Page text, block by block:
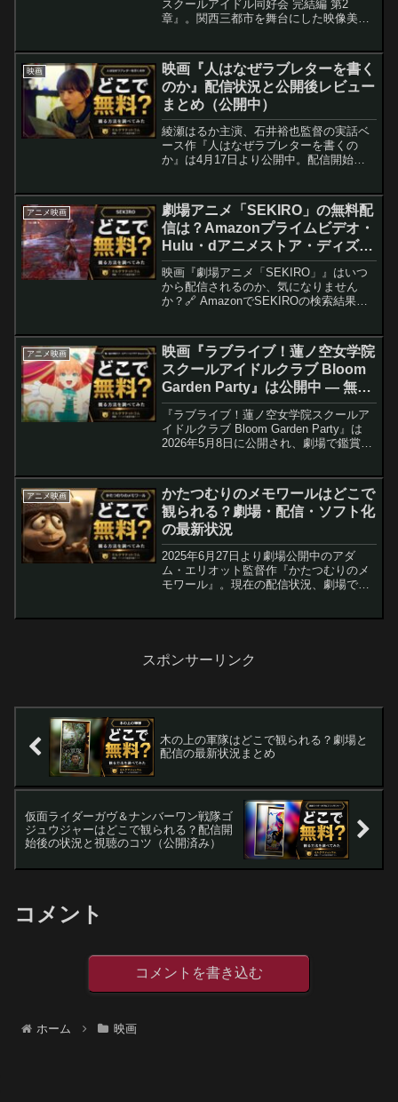
スクールアイドル同好会 完結編 第2
章』。関西三都市を舞台にした映像美と
し、SNSでの実際の反応を劇場公開後の
視点で整理しました。
映画
映画『人はなぜラブレターを書く
のか』配信状況と公開後レビュー
まとめ（公開中）
綾瀬はるか主演、石井裕也監督の実話ベ
ース作『人はなぜラブレターを書くの
か』は4月17日より公開中。配信開始の
を最新の公開状況に合わせて整理しまし
た。
アニメ映画
劇場アニメ「SEKIRO」の無料配
信は？Amazonプライムビデオ・
Hulu・dアニメストア・ディズニ
ープラスなどの動画配信サブスク
サービスを調査【声優：未発表】
映画『劇場アニメ「SEKIRO」』はいつ
から配信されるのか、気になりません
か？🔗 AmazonでSEKIROの検索結果を
るクマ〜？ミルクマが徹底リサーチする
ク...
アニメ映画
映画『ラブライブ！蓮ノ空女学院
スクールアイドルクラブ Bloom
Garden Party』は公開中 — 無料
で観る方法と配信状況（2026年5
月公開）
『ラブライブ！蓮ノ空女学院スクールア
イドルクラブ Bloom Garden Party』は
2026年5月8日に公開され、劇場で鑑賞可
法）を整理します。配信開始の公式発表
が出るまでは各サブスクの動向とポイン
ト活用が重要です。
アニメ映画
かたつむりのメモワールはどこで
観られる？劇場・配信・ソフト化
の最新状況
2025年6月27日より劇場公開中のアダ
ム・エリオット監督作『かたつむりのメ
モワール』。現在の配信状況、劇場での
スポンサーリンク
木の上の軍隊はどこで観られる？劇場と
配信の最新状況まとめ
仮面ライダーガヴ＆ナンバーワン戦隊ゴ
ジュウジャーはどこで観られる？配信開
始後の状況と視聴のコツ（公開済み）
コメント
コメントを書き込む
ホーム 映画